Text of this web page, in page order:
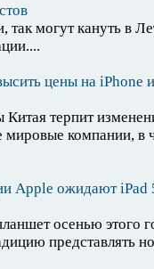
так могут кануть в
цены на iPhone
терпит
мировые компании, в
Apple ожидают iPad
осенью этого
представлять